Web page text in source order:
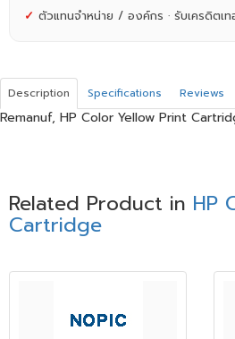
✓ ตัวแทนจำหน่าย / องค์กร · รับเครดิตเท
Description Specifications Reviews
Remanuf, HP Color Yellow Print
Related Product in HP
Cartridge